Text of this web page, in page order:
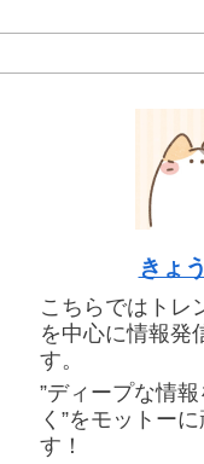
きょ
こちらではトレ
を中心に情報発
す。
”ディープな情
く”をモットー
す！